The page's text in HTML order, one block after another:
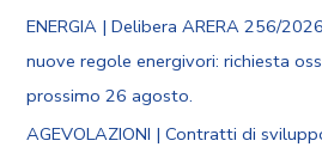
ENERGIA | Delibera ARERA 256/
nuove regole energivori: richiesta
prossimo 26 agosto.
AGEVOLAZIONI | Contratti di